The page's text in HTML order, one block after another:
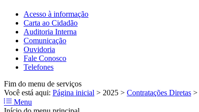
Acesso à informação
Carta ao Cidadão
Auditoria Interna
Comunicação
Ouvidoria
Fale Conosco
Telefones
Fim do menu de serviços
Você está aqui: Página inicial > 2025 > Contratações Diretas >
Menu